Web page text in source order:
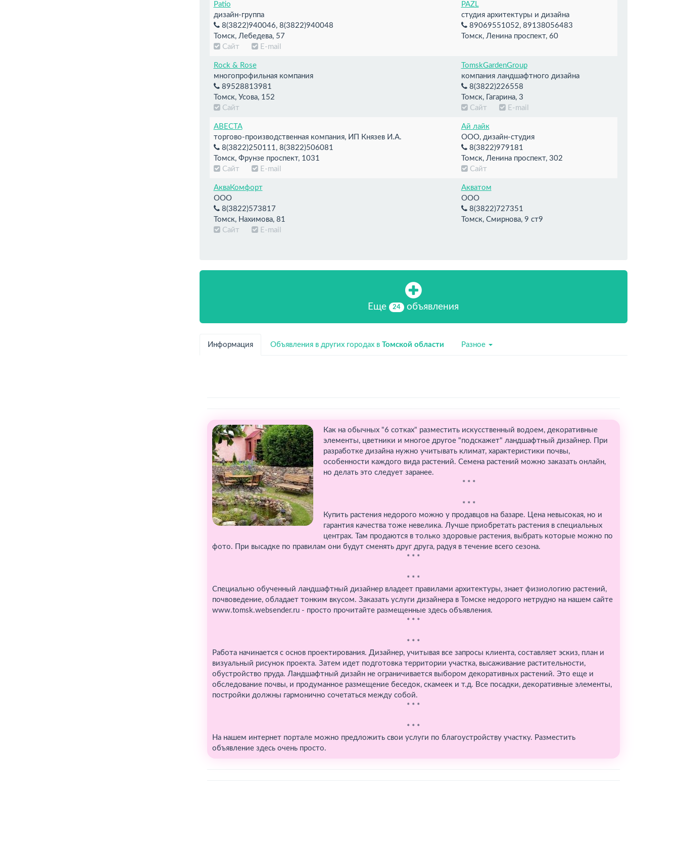
Patio
дизайн-группа
8(3822)940046, 8(3822)940048
Томск, Лебедева, 57
Сайт
E-mail
PAZL
студия архитектуры и дизайна
89069551052, 89138056483
Томск, Ленина проспект, 60
Rock & Rose
многопрофильная компания
89528813981
Томск, Усова, 152
Сайт
TomskGardenGroup
компания ландшафтного дизайна
8(3822)226558
Томск, Гагарина, 3
Сайт
E-mail
АВЕСТА
торгово-производственная компания, ИП Князев И.А.
8(3822)250111, 8(3822)506081
Томск, Фрунзе проспект, 1031
Сайт
E-mail
Ай лайк
ООО, дизайн-студия
8(3822)979181
Томск, Ленина проспект, 302
Сайт
АкваКомфорт
ООО
8(3822)573817
Томск, Нахимова, 81
Сайт
E-mail
Акватом
ООО
8(3822)727351
Томск, Смирнова, 9 ст9
Еще 24 объявления
Информация Объявления в других городах в Томской области Разное
Как на обычных "6 сотках" разместить искусственный водоем, декоративные
элементы, цветники и многое другое "подскажет" ландшафтный дизайнер. При
разработке дизайна нужно учитывать климат, характеристики почвы,
особенности каждого вида растений. Семена растений можно заказать онлайн,
но делать это следует заранее.
* * *
* * *
Купить растения недорого можно у продавцов на базаре. Цена невысокая, но и
гарантия качества тоже невелика. Лучше приобретать растения в специальных
центрах. Там продаются в только здоровые растения, выбрать которые можно по
фото. При высадке по правилам они будут сменять друг друга, радуя в течение всего сезона.
* * *
* * *
Специально обученный ландшафтный дизайнер владеет правилами архитектуры, знает физиологию растений,
почвоведение, обладает тонким вкусом. Заказать услуги дизайнера в Томске недорого нетрудно на нашем сайте
www.tomsk.websender.ru - просто прочитайте размещенные здесь объявления.
* * *
* * *
Работа начинается с основ проектирования. Дизайнер, учитывая все запросы клиента, составляет эскиз, план и
визуальный рисунок проекта. Затем идет подготовка территории участка, высаживание растительности,
обустройство пруда. Ландшафтный дизайн не ограничивается выбором декоративных растений. Это еще и
обследование почвы, и продуманное размещение беседок, скамеек и т.д. Все посадки, декоративные элементы,
постройки должны гармонично сочетаться между собой.
* * *
* * *
На нашем интернет портале можно предложить свои услуги по благоустройству участку. Разместить
объявление здесь очень просто.